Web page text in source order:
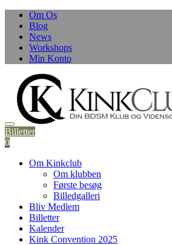
Om Os
Blog
News
Workshops
Min Konto
Billetter
0
Om Kinkclub
Om klubben
Første besøg
Billedgalleri
Bliv Medlem
Billetter
Kalender
Kink Convention 2025